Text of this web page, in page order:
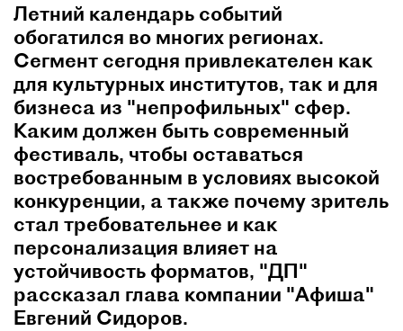
Летний календарь событий
обогатился во многих регионах.
Сегмент сегодня привлекателен как
для культурных институтов, так и для
бизнеса из "непрофильных" сфер.
Каким должен быть современный
фестиваль, чтобы оставаться
востребованным в условиях высокой
конкуренции, а также почему зритель
стал требовательнее и как
персонализация влияет на
устойчивость форматов, "ДП"
рассказал глава компании "Афиша"
Евгений Сидоров.